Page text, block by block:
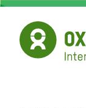
Pasar
contenido
principal